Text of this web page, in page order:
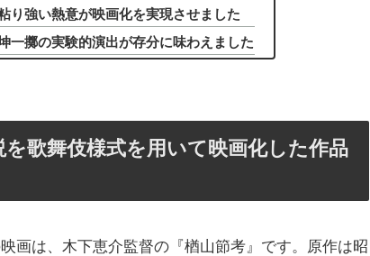
り強い熱意が映画化を実現させました
一擲の実験的演出が存分に味わえました
歌舞伎様式を用いて映画化した作品
画は、木下恵介監督の『楢山節考』です。原作は昭